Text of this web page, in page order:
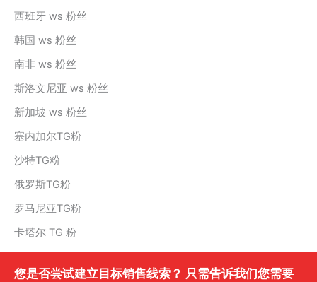
西班牙 ws 粉丝
韩国 ws 粉丝
南非 ws 粉丝
斯洛文尼亚 ws 粉丝
新加坡 ws 粉丝
塞内加尔TG粉
沙特TG粉
俄罗斯TG粉
罗马尼亚TG粉
卡塔尔 TG 粉
您是否尝试建立目标销售线索？ 只需告诉我们您需要